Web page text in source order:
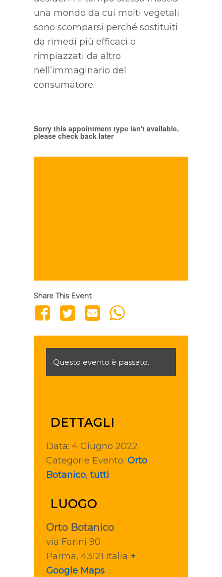
una mondo da cui molti vegetali
sono scomparsi perché sostituiti
da rimedi più efficaci o
rimpiazzati da altro
nell’immaginario del
consumatore.
Sorry this appointment type isn't available,
please check back later
Share This Event
Questo evento è passato.
DETTAGLI
Data: 4 Giugno 2022
Categorie Evento: Orto
Botanico, tutti
LUOGO
Orto Botanico
via Farini 90
Parma, 43121 Italia +
Google Maps